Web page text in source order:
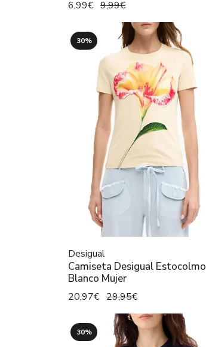
6,99€ 9,99€
30%
Desigual
Camiseta Desigual Estocolmo
Blanco Mujer
20,97€ 29,95€
30%